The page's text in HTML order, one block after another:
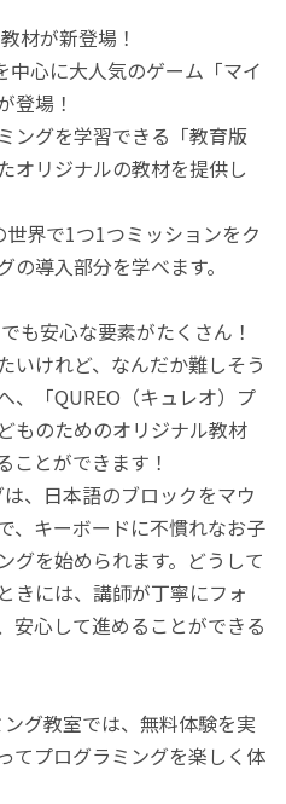
材が新登場！
心に大人気のゲーム「マイ
登場！
ングを学習できる「教育版
オリジナルの教材を提供し
界で1つ1つミッションをク
導入部分を学べます。
も安心な要素がたくさん！
いけれど、なんだか難しそう
、「QUREO（キュレオ）プ
ものためのオリジナル教材
ことができます！
、日本語のブロックをマウ
、キーボードに不慣れなお子
グを始められます。どうして
きには、講師が丁寧にフォ
安心して進めることができる
グ教室では、無料体験を実
てプログラミングを楽しく体